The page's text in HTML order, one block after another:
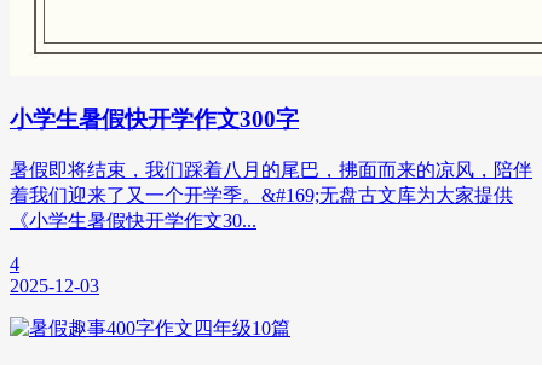
小学生暑假快开学作文300字
暑假即将结束，我们踩着八月的尾巴，拂面而来的凉风，陪伴
着我们迎来了又一个开学季。&#169;无盘古文库为大家提供
《小学生暑假快开学作文30...
4
2025-12-03